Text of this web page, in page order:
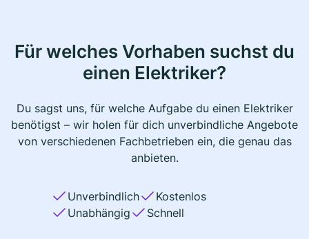
Für welches Vorhaben suchst du
einen Elektriker?
Du sagst uns, für welche Aufgabe du einen Elektriker
benötigst – wir holen für dich unverbindliche Angebote
von verschiedenen Fachbetrieben ein, die genau das
anbieten.
Unverbindlich
Kostenlos
Unabhängig
Schnell